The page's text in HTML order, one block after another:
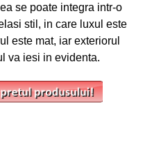
se poate integra intr-o
stil, in care luxul este
este mat, iar exteriorul
va iesi in evidenta.